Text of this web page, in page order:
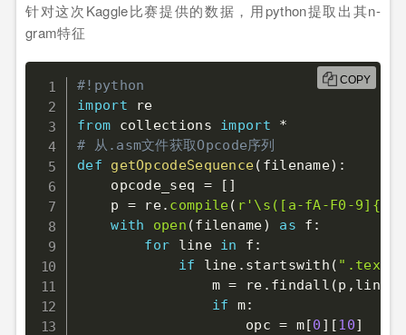
针对这次Kaggle比赛提供的数据，用python提取出其n-
gram特征
#!python
import
from collections import
*
# 从.asm文件获取Opcode序列
def
getOpcodeSequence( filename) :
    opcode_seq
= [ ]
    p
= re. compile( r'\s([a-fA-F0-
with
open (filename) as f :
for line in f :
if line . startswith ( ".text"
                m
= re . findall (p , line
if m:
                    opc
= m[0 ] [10]
COPY